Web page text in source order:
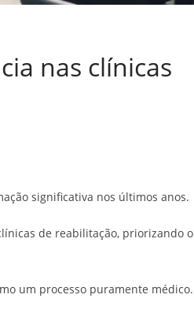
nas clínicas
significativa nos últimos anos.
de reabilitação, priorizando o
um processo puramente médico.